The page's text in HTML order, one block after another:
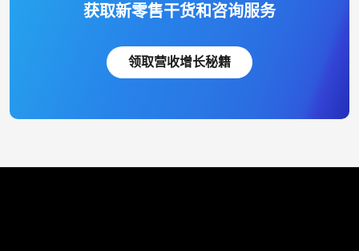
获取新零售干货和咨询服务
领取营收增长秘籍